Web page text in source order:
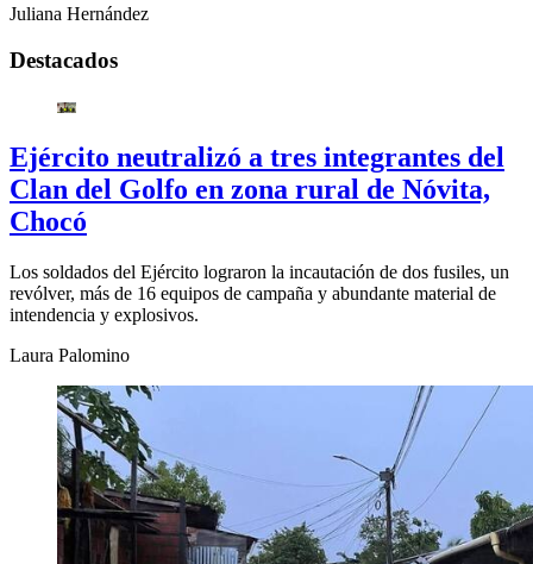
Juliana Hernández
Destacados
Ejército neutralizó a tres integrantes del
Clan del Golfo en zona rural de Nóvita,
Chocó
Los soldados del Ejército lograron la incautación de dos fusiles, un
revólver, más de 16 equipos de campaña y abundante material de
intendencia y explosivos.
Laura Palomino